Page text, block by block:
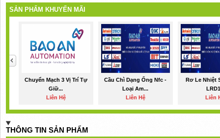
SẢN PHẨM KHUYẾN MÃI
Chuyển Mạch 3 Vị Trí Tự
Giữ...
Liên Hệ
Cầu Chì Dạng Ống Nfc -
Loại Am...
Liên Hệ
Rơ Le Nhiệt
Liên
THÔNG TIN SẢN PHẨM